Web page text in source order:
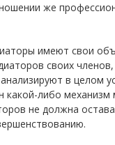
же
имеют свои
своих
в целом
какой-либо
не должна